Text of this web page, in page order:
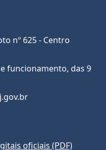
nº 625 - Centro
funcionamento, das 9
oficiais (PDF)